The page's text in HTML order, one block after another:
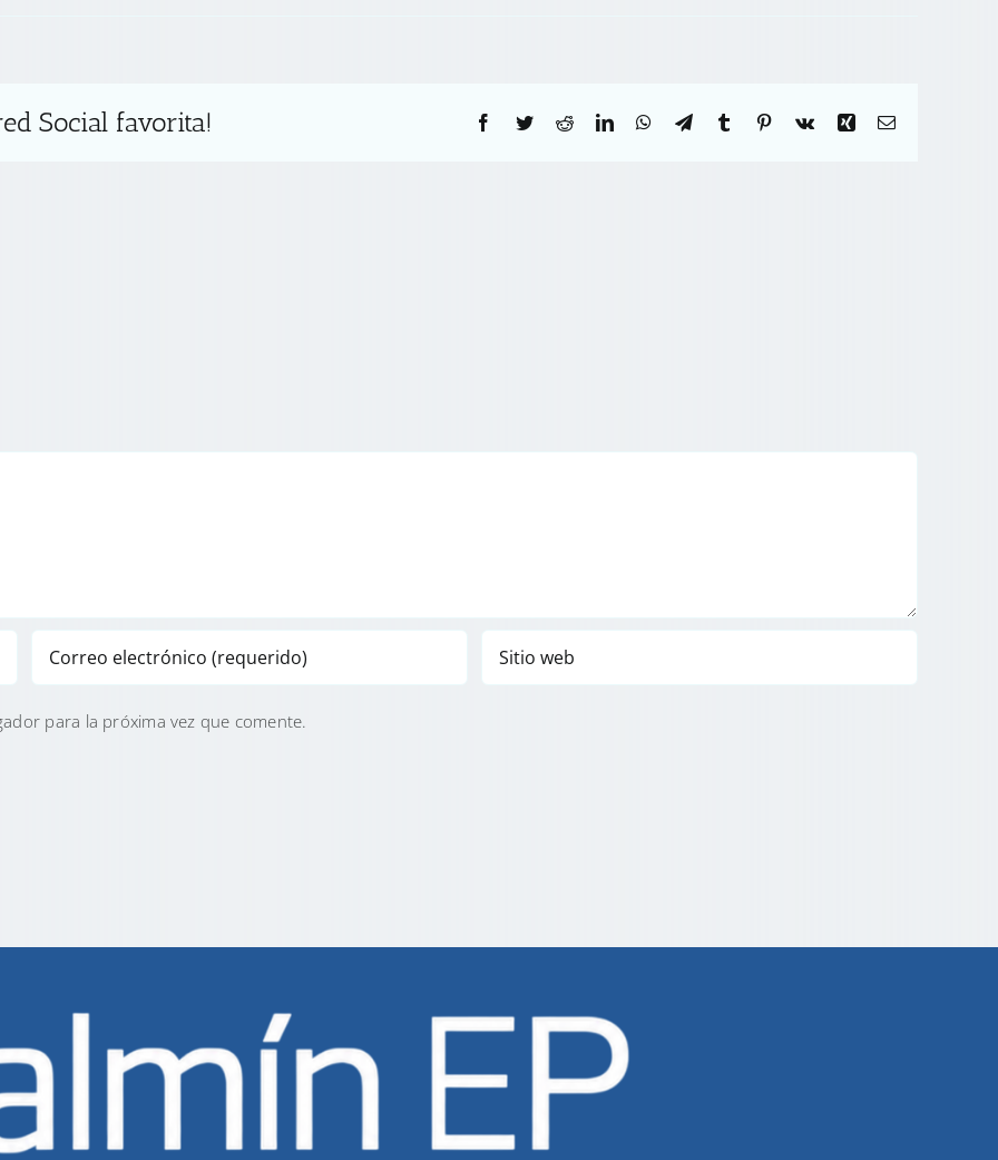
Social favorita! Facebook
TwitterRedditLinkedInWhatsApp
TelegramTumblr Pinterest
Vk Xing Correo
para la próxima vez que comente.